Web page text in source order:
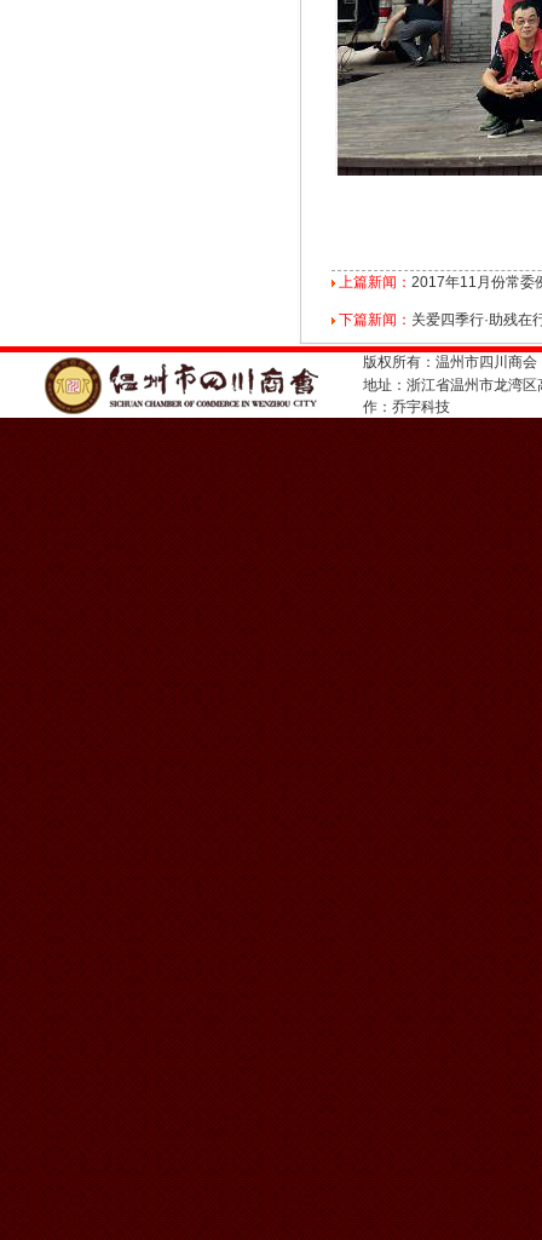
上篇新闻： 2017年11月份常委
下篇新闻： 关爱四季行·助残在
版权所有：温州市四川商
地址：浙江省温州市龙湾
作： 乔宇科技